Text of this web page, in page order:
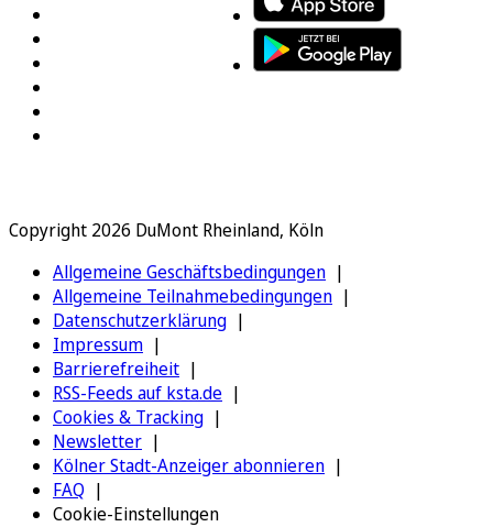
Copyright 2026 DuMont Rheinland, Köln
Allgemeine Geschäftsbedingungen
Allgemeine Teilnahmebedingungen
Datenschutzerklärung
Impressum
Barrierefreiheit
RSS-Feeds auf ksta.de
Cookies & Tracking
Newsletter
Kölner Stadt-Anzeiger abonnieren
FAQ
Cookie-Einstellungen